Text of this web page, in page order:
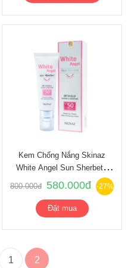
Kem Chống Nắng Skinaz
White Angel Sun Sherbet -
SPF 50 +,PA +++ Mẫu Mới
800.000đ 580.000đ -27%
Đặt mua
1 2